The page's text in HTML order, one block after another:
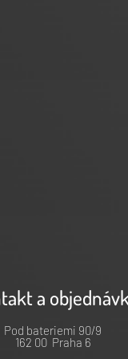
a
Pod bateriemi 90/9
162 00 Praha 6